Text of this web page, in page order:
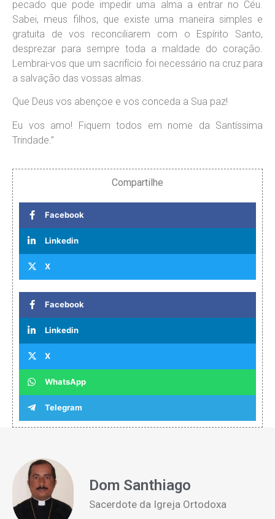
pecado que pode impedir uma alma a entrar no Céu.
Sabei, meus filhos, que existe uma maneira simples e
gratuita de vos reconciliarem com o Espírito Santo,
desprezar para sempre toda a maldade do coração.
Lembrai-vos que um sacrifício foi necessário na cruz para
a salvação das vossas almas.
Que Deus vos abençoe e vos conceda a Sua paz!
Eu vos amo! Fiquem todos em nome da Santíssima
Trindade.”
Compartilhe
Facebook
Linkedin
X
Facebook
Linkedin
X
WhatsApp
Telegram
Dom Santhiago
Sacerdote da Igreja Ortodoxa